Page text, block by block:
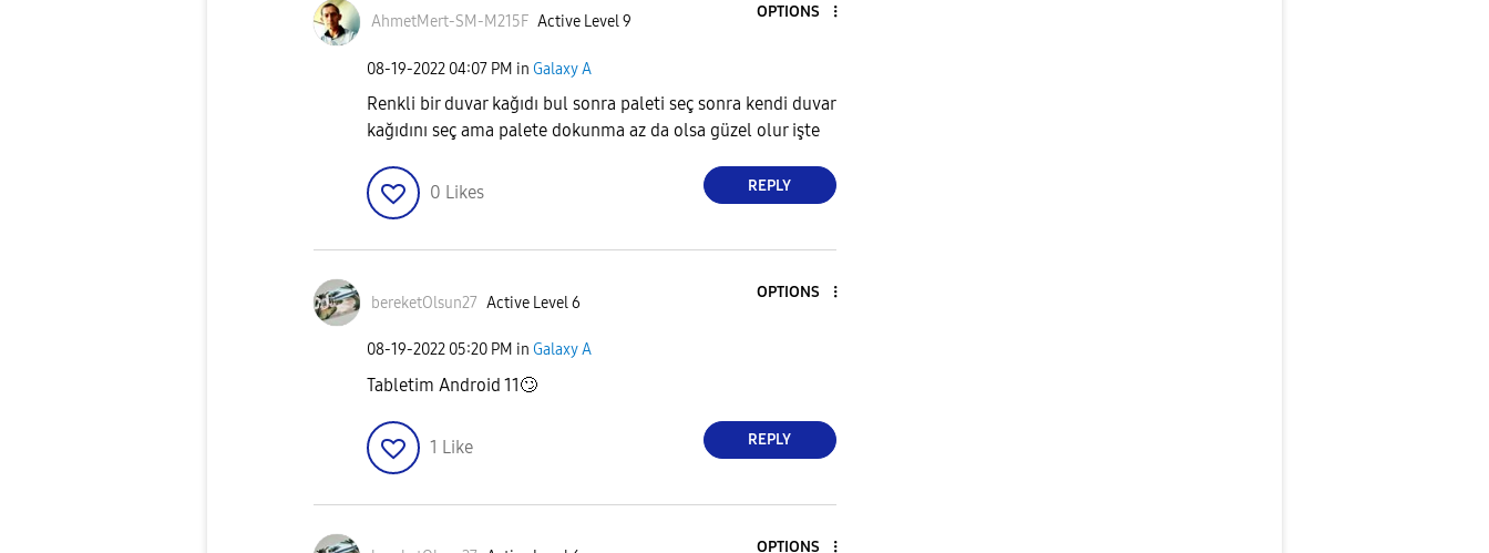
AhmetMert-SM-M215F Active Level 9
OPTIONS
‎08-19-2022 04:07 PM in Galaxy A
Renkli bir duvar kağıdı bul sonra paleti seç sonra kendi duvar
kağıdını seç ama palete dokunma az da olsa güzel olur işte
0 Likes REPLY
bereketOlsun27 Active Level 6
OPTIONS
‎08-19-2022 05:20 PM in Galaxy A
Tabletim Android 11🙄
1 Like REPLY
OPTIONS